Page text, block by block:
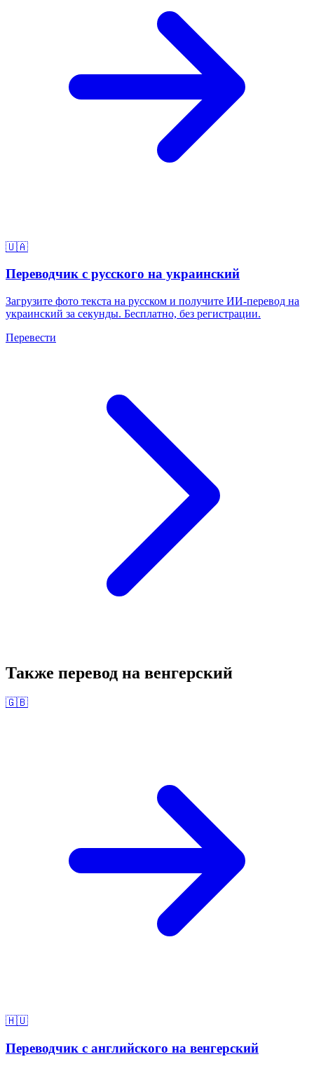
🇺🇦
Переводчик с русского на украинский
Загрузите фото текста на русском и получите ИИ-перевод на
украинский за секунды. Бесплатно, без регистрации.
Перевести
Также перевод на венгерский
🇬🇧
🇭🇺
Переводчик с английского на венгерский